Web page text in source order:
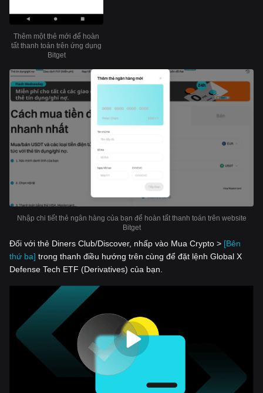
Thêm một thẻ mới để hoàn
tất thanh toán trên ứng dụng
Bitget
Nhập chi tiết thẻ ngân hàng của bạn để hoàn tất thanh toán trên website
Bitget
Đối với thẻ Diners Club/Discover, nhấp vào Mua Crypto > [Bên
thứ ba] trong thanh điều hướng trên cùng để đặt lệnh Global X
Defense Tech ETF (Derivatives) của bạn.